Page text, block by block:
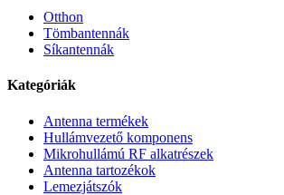
Otthon
Tömbantennák
Síkantennák
Kategóriák
Antenna termékek
Hullámvezető komponens
Mikrohullámú RF alkatrészek
Antenna tartozékok
Lemezjátszók